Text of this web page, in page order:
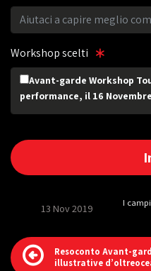
Workshop scelti
Avant-garde Workshop
performance, il 16
I
13 Nov 2019
Resoconto Avant-
illustrative